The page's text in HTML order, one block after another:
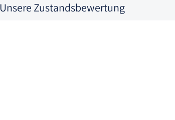
Unsere Zustandsbewertung